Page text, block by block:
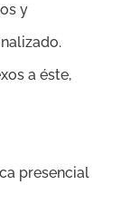
y
a éste,
presencial